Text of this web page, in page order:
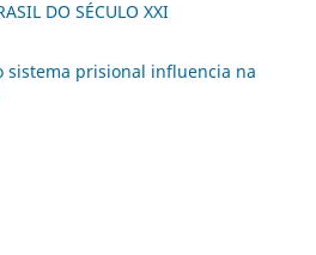
DO SÉCULO XXI
sistema prisional influencia na